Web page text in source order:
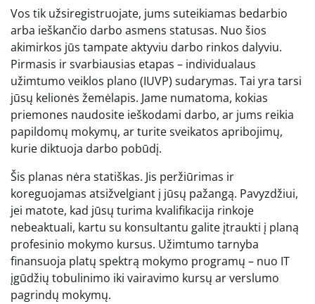
Vos tik užsiregistruojate, jums suteikiamas bedarbio
arba ieškančio darbo asmens statusas. Nuo šios
akimirkos jūs tampate aktyviu darbo rinkos dalyviu.
Pirmasis ir svarbiausias etapas – individualaus
užimtumo veiklos plano (IUVP) sudarymas. Tai yra tarsi
jūsų kelionės žemėlapis. Jame numatoma, kokias
priemones naudosite ieškodami darbo, ar jums reikia
papildomų mokymų, ar turite sveikatos apribojimų,
kurie diktuoja darbo pobūdį.
Šis planas nėra statiškas. Jis peržiūrimas ir
koreguojamas atsižvelgiant į jūsų pažangą. Pavyzdžiui,
jei matote, kad jūsų turima kvalifikacija rinkoje
nebeaktuali, kartu su konsultantu galite įtraukti į planą
profesinio mokymo kursus. Užimtumo tarnyba
finansuoja platų spektrą mokymo programų – nuo IT
įgūdžių tobulinimo iki vairavimo kursų ar verslumo
pagrindų mokymų.